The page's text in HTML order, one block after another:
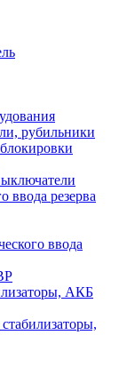
рубильники
ввода резерва
ввода
АКБ